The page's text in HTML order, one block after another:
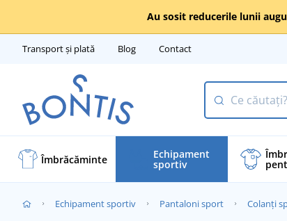
Au sosit reducerile lunii
Transport și plată Blog Contact
Îmbrăcăminte Echipament
sportiv
Echipament sportiv Pantaloni sport Colanți